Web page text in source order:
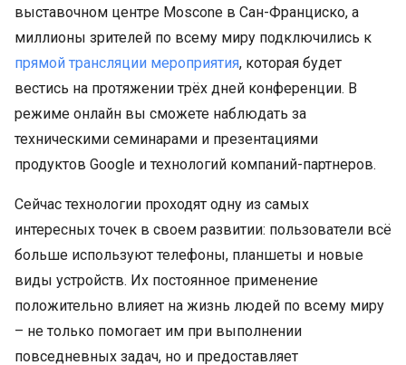
выставочном центре Moscone в Сан-Франциско, а
миллионы зрителей по всему миру подключились к
прямой трансляции мероприятия, которая будет
вестись на протяжении трёх дней конференции. В
режиме онлайн вы сможете наблюдать за
техническими семинарами и презентациями
продуктов Google и технологий компаний-партнеров.
Сейчас технологии проходят одну из самых
интересных точек в своем развитии: пользователи всё
больше используют телефоны, планшеты и новые
виды устройств. Их постоянное применение
положительно влияет на жизнь людей по всему миру
– не только помогает им при выполнении
повседневных задач, но и предоставляет